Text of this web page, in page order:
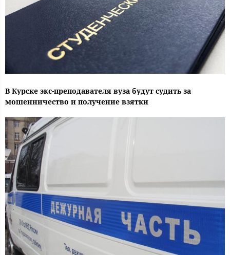
В Курске экс-преподавателя вуза будут судить за
мошенничество и получение взятки